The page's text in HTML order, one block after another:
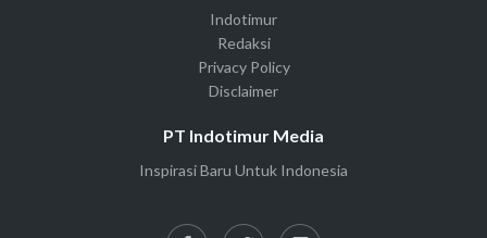
Indotimur
Redaksi
Privacy Policy
Disclaimer
PT Indotimur Media
Inspirasi Baru Untuk Indonesia